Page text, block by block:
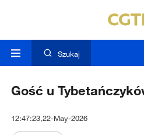
Szukaj
Gość u
12:47:23,22-May-2026